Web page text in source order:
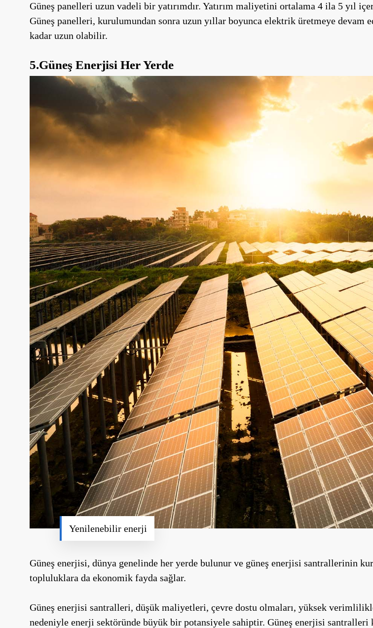
Güneş panelleri uzun vadeli bir yatırımdır. Yatırım maliyetini ortalama 4 ila 5 yıl
Güneş panelleri, kurulumundan sonra uzun yıllar boyunca elektrik üretmeye devam
kadar uzun olabilir.
5.Güneş Enerjisi Her Yerde
Yenilenebilir enerji
Güneş enerjisi, dünya genelinde her yerde bulunur ve güneş enerjisi santrallerinin
topluluklara da ekonomik fayda sağlar.
Güneş enerjisi santralleri, düşük maliyetleri, çevre dostu olmaları, yüksek
nedeniyle enerji sektöründe büyük bir potansiyele sahiptir. Güneş enerjisi